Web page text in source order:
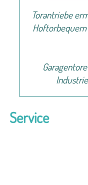
Torantriebe
Hoftorbequem
Service